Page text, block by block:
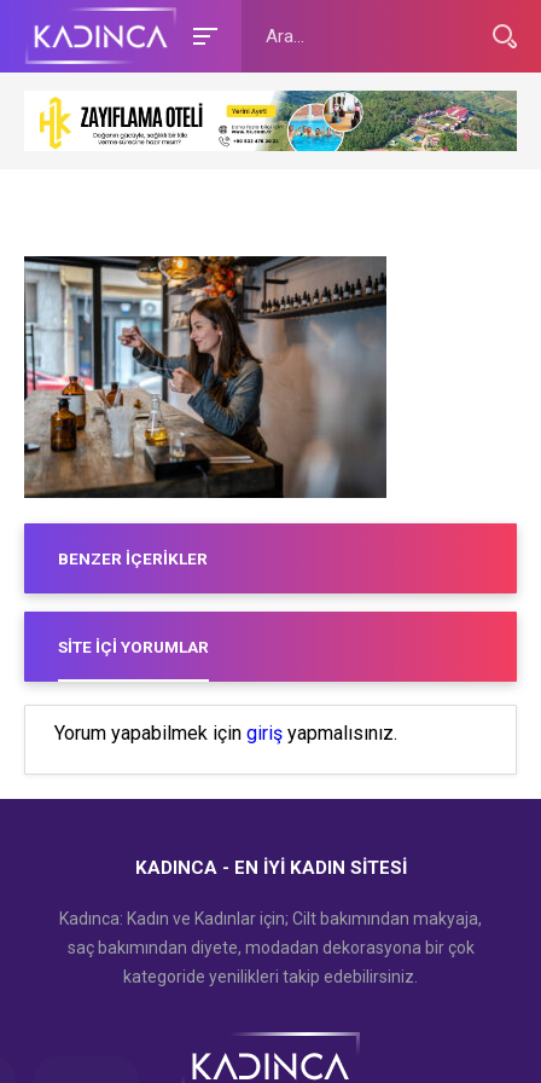
BENZER İÇERIKLER
SITE İÇI YORUMLAR
Yorum yapabilmek için giriş yapmalısınız.
KADINCA - EN İYI KADIN SITESI
Kadınca: Kadın ve Kadınlar için; Cilt bakımından makyaja,
saç bakımından diyete, modadan dekorasyona bir çok
kategoride yenilikleri takip edebilirsiniz.